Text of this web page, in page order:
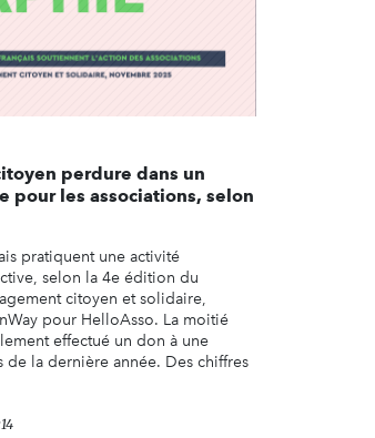
perdure dans un
pour les associations, selon
pratiquent une activité
selon la 4e édition du
citoyen et solidaire,
pour HelloAsso. La moitié
effectué un don à une
de la dernière année. Des chiffres